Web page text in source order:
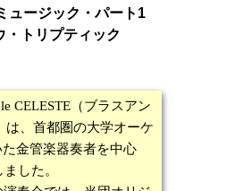
ージック・パート1
トリプティック
CELESTE（ブラスアン
は、首都圏の大学オーケ
金管楽器奏者を中心
した。